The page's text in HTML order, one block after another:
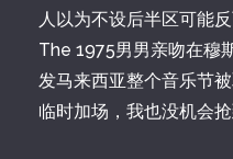
人以为不设后半区可能
The 1975男男亲吻在穆
发马来西亚整个音乐节
临时加场，我也没机会抢